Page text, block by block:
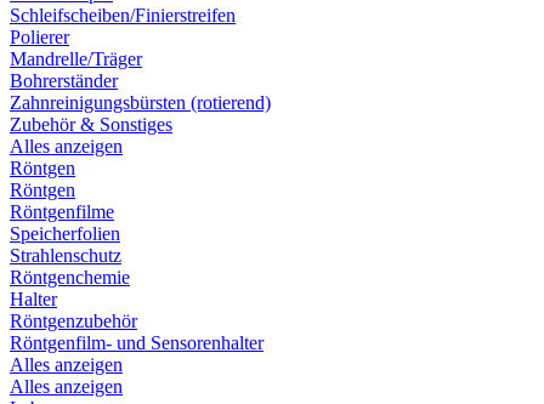
Schleifscheiben/Finierstreifen
Polierer
Mandrelle/Träger
Bohrerständer
Zahnreinigungsbürsten (rotierend)
Zubehör & Sonstiges
Alles anzeigen
Röntgen
Röntgen
Röntgenfilme
Speicherfolien
Strahlenschutz
Röntgenchemie
Halter
Röntgenzubehör
Röntgenfilm- und Sensorenhalter
Alles anzeigen
Alles anzeigen